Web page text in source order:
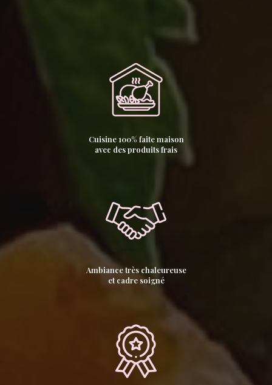
Cuisine 100% faite maison
avec des produits frais
Ambiance très chaleureuse
et cadre soigné